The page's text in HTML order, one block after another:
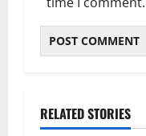
RELATED STORIES